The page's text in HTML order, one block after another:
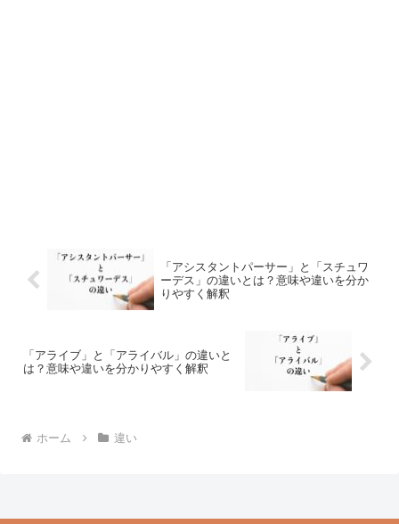
「アシスタントパーサー」と「スチュワ
ーデス」の違いとは？意味や違いを分か
りやすく解釈
「アライブ」と「アライバル」の違いと
は？意味や違いを分かりやすく解釈
ホーム 違い